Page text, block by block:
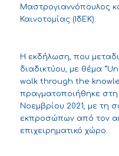
Μαστρογιαννόπουλος
Καινοτομίας (ΙδΕΚ).
Η εκδήλωση, που
διαδικτύου, με θέμα
walk through the
πραγματοποιήθηκε
Νοεμβρίου 2021, με τη
εκπροσώπων από τον
επιχειρηματικό χώρο.